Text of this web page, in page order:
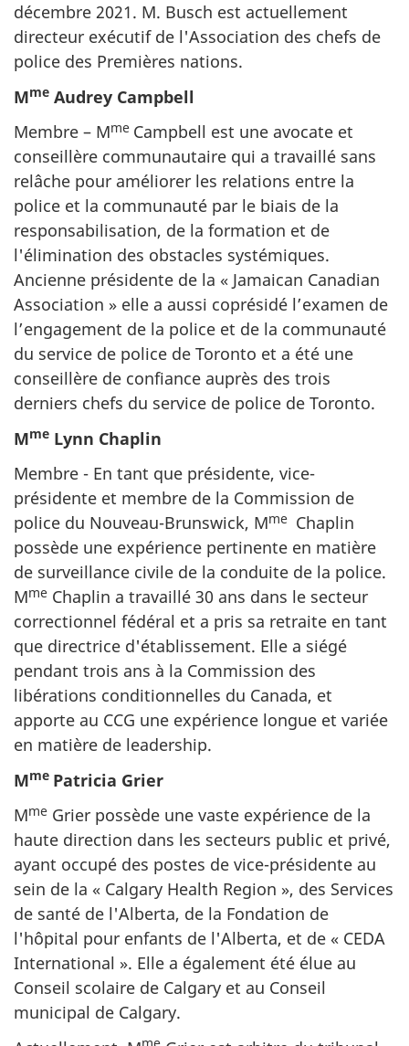
décembre 2021. M. Busch est actuellement
directeur exécutif de l'Association des chefs de
police des Premières nations.
Mme Audrey Campbell
Membre – Mme Campbell est une avocate et
conseillère communautaire qui a travaillé sans
relâche pour améliorer les relations entre la
police et la communauté par le biais de la
responsabilisation, de la formation et de
l'élimination des obstacles systémiques.
Ancienne présidente de la « Jamaican Canadian
Association » elle a aussi coprésidé l’examen de
l’engagement de la police et de la communauté
du service de police de Toronto et a été une
conseillère de confiance auprès des trois
derniers chefs du service de police de Toronto.
Mme Lynn Chaplin
Membre - En tant que présidente, vice-
présidente et membre de la Commission de
police du Nouveau-Brunswick, Mme Chaplin
possède une expérience pertinente en matière
de surveillance civile de la conduite de la police.
Mme Chaplin a travaillé 30 ans dans le secteur
correctionnel fédéral et a pris sa retraite en tant
que directrice d'établissement. Elle a siégé
pendant trois ans à la Commission des
libérations conditionnelles du Canada, et
apporte au CCG une expérience longue et variée
en matière de leadership.
Mme Patricia Grier
Mme Grier possède une vaste expérience de la
haute direction dans les secteurs public et privé,
ayant occupé des postes de vice-présidente au
sein de la « Calgary Health Region », des Services
de santé de l'Alberta, de la Fondation de
l'hôpital pour enfants de l'Alberta, et de « CEDA
International ». Elle a également été élue au
Conseil scolaire de Calgary et au Conseil
municipal de Calgary.